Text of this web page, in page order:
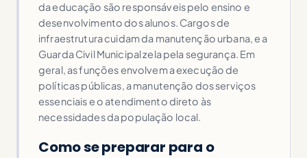
da educação são responsáveis pelo ensino e
desenvolvimento dos alunos. Cargos de
infraestrutura cuidam da manutenção urbana, e a
Guarda Civil Municipal zela pela segurança. Em
geral, as funções envolvem a execução de
políticas públicas, a manutenção dos serviços
essenciais e o atendimento direto às
necessidades da população local.
Como se preparar para o